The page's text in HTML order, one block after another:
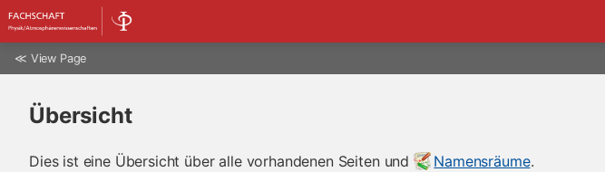
≪ View Page
Übersicht
Dies ist eine Übersicht über alle vorhandenen Seiten und Namensräume.